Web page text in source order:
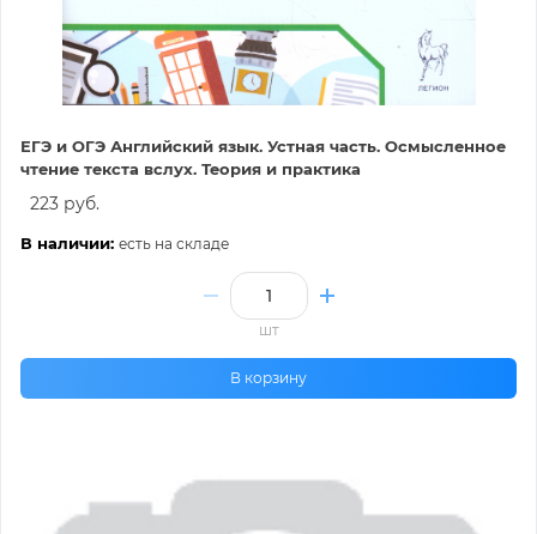
ЕГЭ и ОГЭ Английский язык. Устная часть. Осмысленное
чтение текста вслух. Теория и практика
223 руб.
В наличии: есть на складе
шт
В корзину